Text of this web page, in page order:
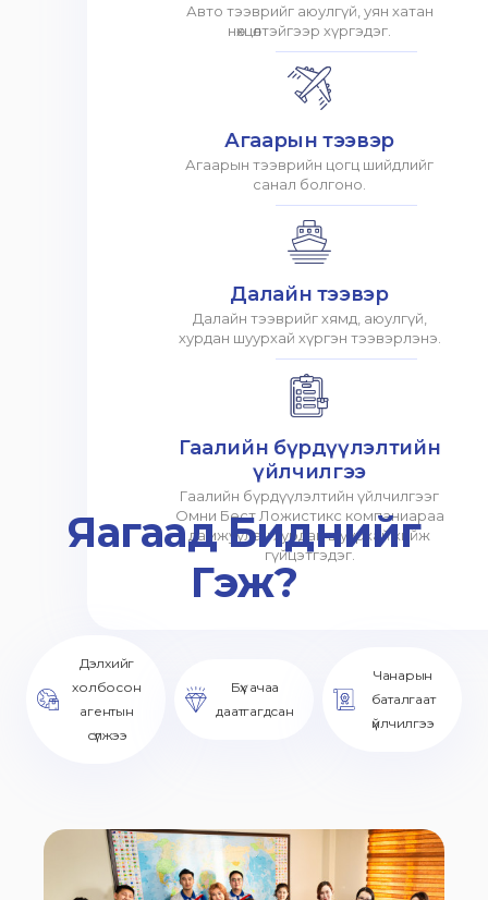
Авто тээврийг аюулгүй, уян хатан
нөхцөлтэйгээр хүргэдэг.
Агаарын тээвэр
Агаарын тээврийн цогц шийдлийг
санал болгоно.
Далайн тээвэр
Далайн тээврийг хямд, аюулгүй,
хурдан шуурхай хүргэн тээвэрлэнэ.
Гаалийн бүрдүүлэлтийн
үйлчилгээ
Гаалийн бүрдүүлэлтийн үйлчилгээг
Омни Бест Ложистикс компаниараа
дамжуулан хурдан шуурхай хийж
гүйцэтгэдэг.
Яагаад Биднийг
Гэж?
Дэлхийг
холбосон
агентын
сүлжээ
Бүх ачаа
даатгагдсан
Чанарын
баталгаат
үйлчилгээ